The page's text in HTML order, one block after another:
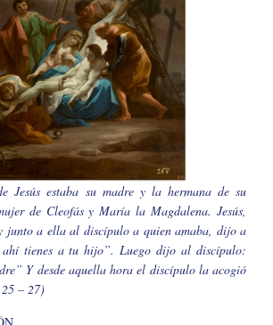
Jesús estaba su madre y la hermana de su
de Cleofás y María la Magdalena. Jesús,
junto a ella al discípulo a quien amaba, dijo a
tienes a tu hijo”. Luego dijo al discípulo:
Y desde aquella hora el discípulo la acogió
– 27)